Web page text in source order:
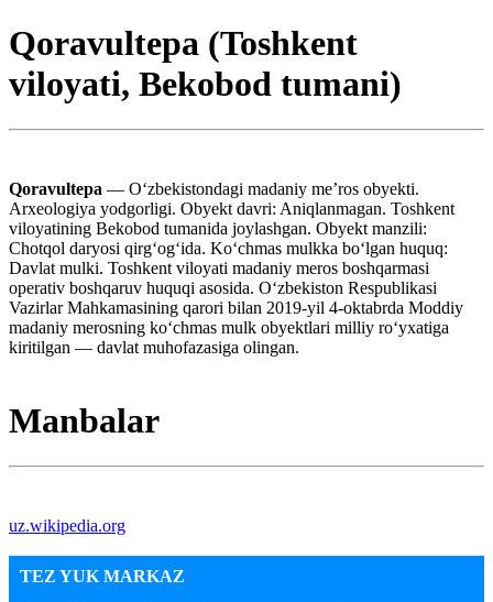
Qoravultepa (Toshkent
viloyati, Bekobod tumani)
Qoravultepa — Oʻzbekistondagi madaniy meʼros obyekti.
Arxeologiya yodgorligi. Obyekt davri: Aniqlanmagan. Toshkent
viloyatining Bekobod tumanida joylashgan. Obyekt manzili:
Chotqol daryosi qirgʻogʻida. Koʻchmas mulkka boʻlgan huquq:
Davlat mulki. Toshkent viloyati madaniy meros boshqarmasi
operativ boshqaruv huquqi asosida. Oʻzbekiston Respublikasi
Vazirlar Mahkamasining qarori bilan 2019-yil 4-oktabrda Moddiy
madaniy merosning koʻchmas mulk obyektlari milliy roʻyxatiga
kiritilgan — davlat muhofazasiga olingan.
Manbalar
uz.wikipedia.org
TEZ YUK MARKAZ